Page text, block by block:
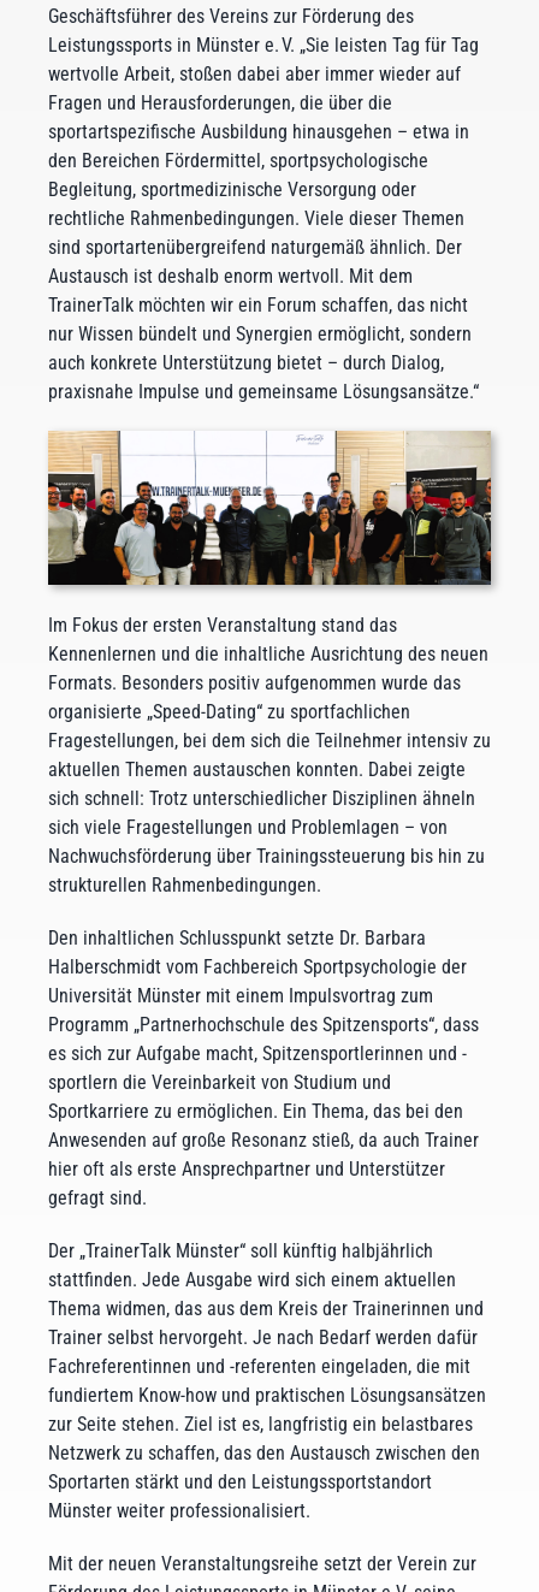
Geschäftsführer des Vereins zur Förderung des
Leistungssports in Münster e. V. „Sie leisten Tag für Tag
wertvolle Arbeit, stoßen dabei aber immer wieder auf
Fragen und Herausforderungen, die über die
sportartspezifische Ausbildung hinausgehen – etwa in
den Bereichen Fördermittel, sportpsychologische
Begleitung, sportmedizinische Versorgung oder
rechtliche Rahmenbedingungen. Viele dieser Themen
sind sportartenübergreifend naturgemäß ähnlich. Der
Austausch ist deshalb enorm wertvoll. Mit dem
TrainerTalk möchten wir ein Forum schaffen, das nicht
nur Wissen bündelt und Synergien ermöglicht, sondern
auch konkrete Unterstützung bietet – durch Dialog,
praxisnahe Impulse und gemeinsame Lösungsansätze.“
Im Fokus der ersten Veranstaltung stand das
Kennenlernen und die inhaltliche Ausrichtung des neuen
Formats. Besonders positiv aufgenommen wurde das
organisierte „Speed-Dating“ zu sportfachlichen
Fragestellungen, bei dem sich die Teilnehmer intensiv zu
aktuellen Themen austauschen konnten. Dabei zeigte
sich schnell: Trotz unterschiedlicher Disziplinen ähneln
sich viele Fragestellungen und Problemlagen – von
Nachwuchsförderung über Trainingssteuerung bis hin zu
strukturellen Rahmenbedingungen.
Den inhaltlichen Schlusspunkt setzte Dr. Barbara
Halberschmidt vom Fachbereich Sportpsychologie der
Universität Münster mit einem Impulsvortrag zum
Programm „Partnerhochschule des Spitzensports“, dass
es sich zur Aufgabe macht, Spitzensportlerinnen und -
sportlern die Vereinbarkeit von Studium und
Sportkarriere zu ermöglichen. Ein Thema, das bei den
Anwesenden auf große Resonanz stieß, da auch Trainer
hier oft als erste Ansprechpartner und Unterstützer
gefragt sind.
Der „TrainerTalk Münster“ soll künftig halbjährlich
stattfinden. Jede Ausgabe wird sich einem aktuellen
Thema widmen, das aus dem Kreis der Trainerinnen und
Trainer selbst hervorgeht. Je nach Bedarf werden dafür
Fachreferentinnen und -referenten eingeladen, die mit
fundiertem Know-how und praktischen Lösungsansätzen
zur Seite stehen. Ziel ist es, langfristig ein belastbares
Netzwerk zu schaffen, das den Austausch zwischen den
Sportarten stärkt und den Leistungssportstandort
Münster weiter professionalisiert.
Mit der neuen Veranstaltungsreihe setzt der Verein zur